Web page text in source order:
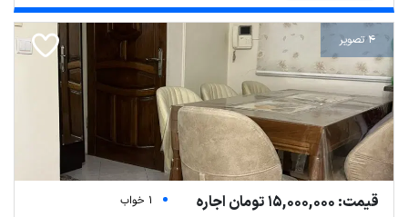
4 تصویر
قیمت: 15,000,000 تومان اجاره
1 خواب